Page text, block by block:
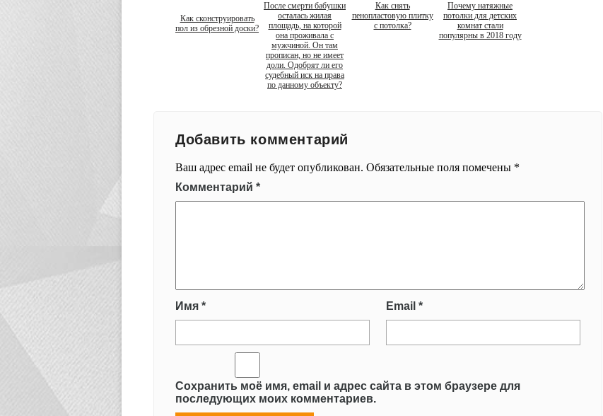
Как сконструировать
пол из обрезной доски?
После смерти бабушки
осталась жилая
площадь, на которой
она проживала с
мужчиной. Он там
прописан, но не имеет
доли. Одобрят ли его
судебный иск на права
по данному объекту?
Как снять
пенопластовую плитку
с потолка?
Почему натяжные
потолки для детских
комнат стали
популярны в 2018 году
Добавить комментарий
Ваш адрес email не будет опубликован. Обязательные поля помечены *
Комментарий *
Имя * Email *
Сохранить моё имя, email и адрес сайта в этом браузере для
последующих моих комментариев.